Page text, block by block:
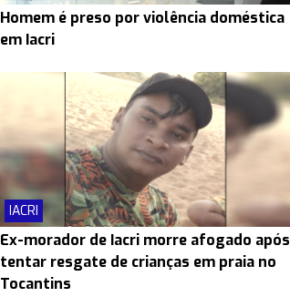
Homem é preso por violência doméstica
em Iacri
IACRI
Ex-morador de Iacri morre afogado após
tentar resgate de crianças em praia no
Tocantins